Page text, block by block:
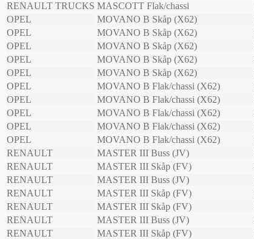
RENAULT TRUCKS MASCOTT Flak/chassi
OPEL
MOVANO B Skåp (X62)
OPEL
MOVANO B Skåp (X62)
OPEL
MOVANO B Skåp (X62)
OPEL
MOVANO B Skåp (X62)
OPEL
MOVANO B Skåp (X62)
OPEL
MOVANO B Flak/chassi (X62)
OPEL
MOVANO B Flak/chassi (X62)
OPEL
MOVANO B Flak/chassi (X62)
OPEL
MOVANO B Flak/chassi (X62)
OPEL
MOVANO B Flak/chassi (X62)
RENAULT
MASTER III Buss (JV)
RENAULT
MASTER III Skåp (FV)
RENAULT
MASTER III Buss (JV)
RENAULT
MASTER III Skåp (FV)
RENAULT
MASTER III Skåp (FV)
RENAULT
MASTER III Buss (JV)
RENAULT
MASTER III Skåp (FV)